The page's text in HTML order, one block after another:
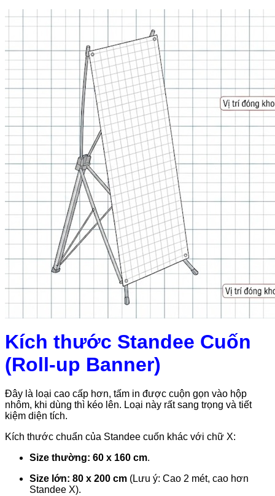
Kích thước Standee Cuốn
(Roll-up Banner)
Đây là loại cao cấp hơn, tấm in được cuộn gọn vào hộp
nhôm, khi dùng thì kéo lên. Loại này rất sang trọng và tiết
kiệm diện tích.
Kích thước chuẩn của Standee cuốn khác với chữ X:
Size thường: 60 x 160 cm.
Size lớn: 80 x 200 cm (Lưu ý: Cao 2 mét, cao hơn
Standee X).